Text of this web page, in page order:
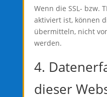
Wenn die SSL- bzw.
aktiviert ist, können
übermitteln, nicht
werden.
4.
dieser